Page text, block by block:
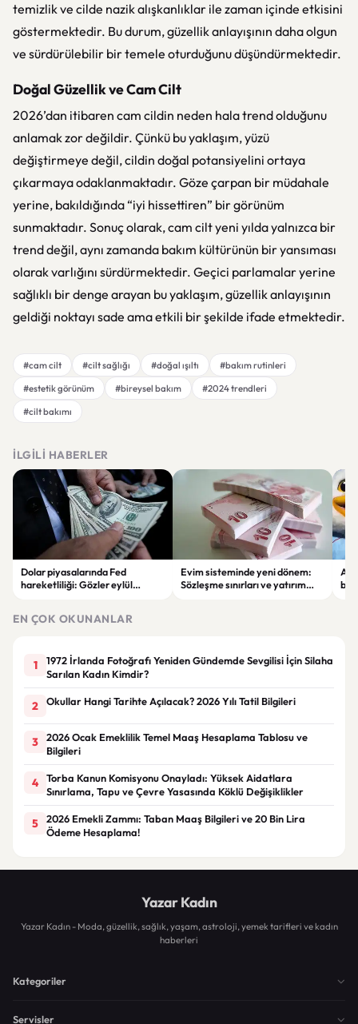
temizlik ve cilde nazik alışkanlıklar ile zaman içinde etkisini
göstermektedir. Bu durum, güzellik anlayışının daha olgun
ve sürdürülebilir bir temele oturduğunu düşündürmektedir.
Doğal Güzellik ve Cam Cilt
2026’dan itibaren cam cildin neden hala trend olduğunu
anlamak zor değildir. Çünkü bu yaklaşım, yüzü
değiştirmeye değil, cildin doğal potansiyelini ortaya
çıkarmaya odaklanmaktadır. Göze çarpan bir müdahale
yerine, bakıldığında “iyi hissettiren” bir görünüm
sunmaktadır. Sonuç olarak, cam cilt yeni yılda yalnızca bir
trend değil, aynı zamanda bakım kültürünün bir yansıması
olarak varlığını sürdürmektedir. Geçici parlamalar yerine
sağlıklı bir denge arayan bu yaklaşım, güzellik anlayışının
geldiği noktayı sade ama etkili bir şekilde ifade etmektedir.
#cam cilt #cilt sağlığı #doğal ışıltı
#bakım rutinleri
#estetik görünüm
#bireysel bakım
#2024 trendleri
#cilt bakımı
İLGILI HABERLER
Dolar piyasalarında Fed
hareketliliği: Gözler eylül
Evim sisteminde yeni dönem:
Sözleşme sınırları ve yatırım
EN ÇOK OKUNANLAR
1
1972 İrlanda Fotoğrafı Yeniden Gündemde Sevgilisi İçin Silaha
Sarılan Kadın Kimdir?
2 Okullar Hangi Tarihte Açılacak? 2026 Yılı Tatil Bilgileri
3
2026 Ocak Emeklilik Temel Maaş Hesaplama Tablosu ve
Bilgileri
4
Torba Kanun Komisyonu Onayladı: Yüksek Aidatlara
Sınırlama, Tapu ve Çevre Yasasında Köklü Değişiklikler
5
2026 Emekli Zammı: Taban Maaş Bilgileri ve 20 Bin Lira
Ödeme Hesaplama!
Yazar Kadın
Yazar Kadın - Moda, güzellik, sağlık, yaşam, astroloji, yemek tarifleri ve kadın
haberleri
Kategoriler
Servisler